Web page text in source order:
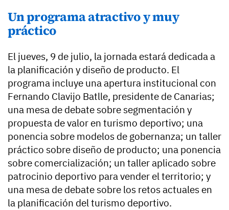
Un programa atractivo y muy
práctico
El jueves, 9 de julio, la jornada estará dedicada a
la planificación y diseño de producto. El
programa incluye una apertura institucional con
Fernando Clavijo Batlle, presidente de Canarias;
una mesa de debate sobre segmentación y
propuesta de valor en turismo deportivo; una
ponencia sobre modelos de gobernanza; un taller
práctico sobre diseño de producto; una ponencia
sobre comercialización; un taller aplicado sobre
patrocinio deportivo para vender el territorio; y
una mesa de debate sobre los retos actuales en
la planificación del turismo deportivo.